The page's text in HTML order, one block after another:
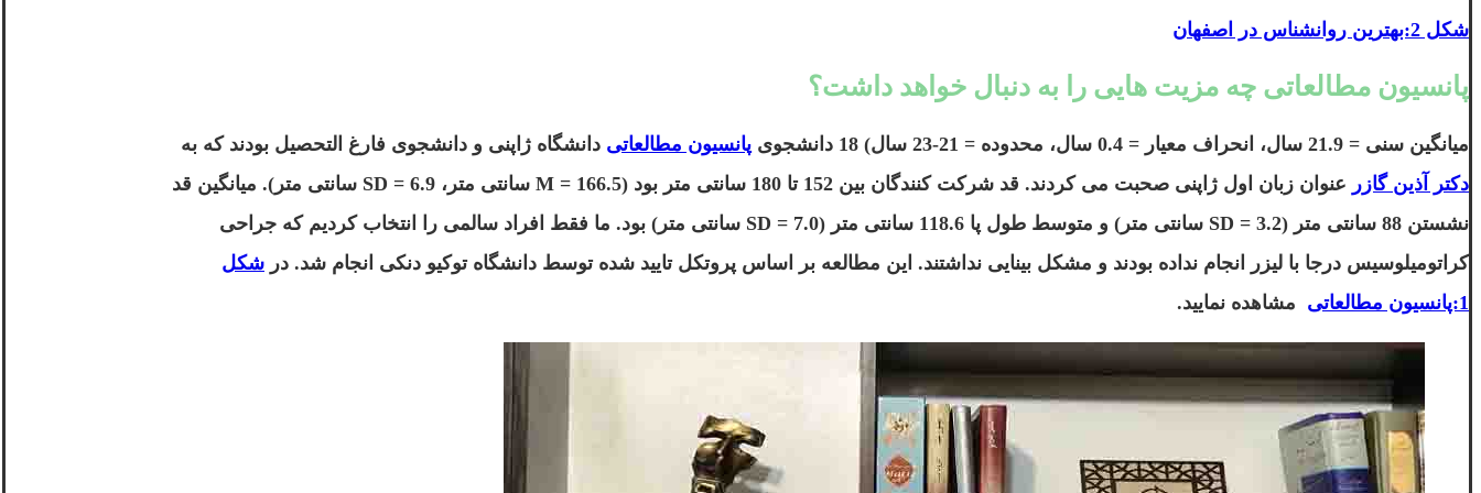
شکل 2:بهترین روانشناس در اصفهان
پانسیون مطالعاتی چه مزیت هایی را به دنبال خواهد داشت؟
میانگین سنی = 21.9 سال، انحراف معیار = 0.4 سال، محدوده = 21-23 سال) 18 دانشجوی پانسیون مطالعاتی دانشگاه ژاپنی و دانشجوی فارغ التحصیل بودند که به
دکتر آذین گازر
عنوان زبان اول ژاپنی صحبت می کردند. قد شرکت کنندگان بین 152 تا 180 سانتی متر بود (M = 166.5 سانتی متر، SD = 6.9 سانتی متر). میانگین قد
نشستن 88 سانتی متر (SD = 3.2 سانتی متر) و متوسط ​​طول پا 118.6 سانتی متر (SD = 7.0 سانتی متر) بود. ما فقط افراد سالمی را انتخاب کردیم که جراحی
کراتومیلوسیس درجا با لیزر انجام نداده بودند و مشکل بینایی نداشتند. این مطالعه بر اساس پروتکل تایید شده توسط دانشگاه توکیو دنکی انجام شد. در شکل
1:پانسیون مطالعاتی
مشاهده نمایید.